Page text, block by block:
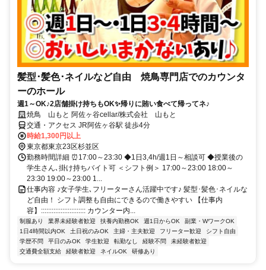
髪型･髪色･ネイルなど自由 焼鳥専門店でのカウンタ
ーのホール
週1～OK♪2店舗掛け持ちもOK✨帰りに賄い食べて帰ってネ♪
焼鳥 山もと 阿佐ヶ谷cellar/株式会社 山もと
交通・アクセス JR阿佐ヶ谷駅 徒歩4分
時給1,300円以上
東京都東京23区杉並区
勤務時間詳細 ⏰17:00～23:30 ◆1日3,4h/週1日～相談可 ◆授業後の
学生さん､掛け持ちバイト可 ＜シフト例＞ 17:00～23:00 18:00～
23:30 19:00～23:00 1...
仕事内容 ♪女子学生､フリーターさん活躍中です♪ 髪型･髪色･ネイルな
ど自由！ シフト調整も自由にできるので働きやすい 【仕事内
容】::::::::::::::::::::::::: カウンター内...
制服あり 業界未経験者歓迎 扶養内勤務OK 週1日からOK
副業・WワークOK
1日4時間以内OK
土日祝のみOK 主婦・主夫歓迎 フリーター歓迎
シフト自由
学歴不問
平日のみOK 学生歓迎 転勤なし 経験不問
未経験者歓迎
交通費全額支給
経験者歓迎 ネイルOK 研修あり